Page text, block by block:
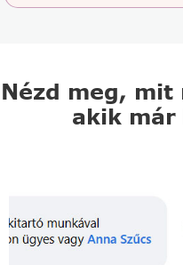
Nézd meg, mit
akik